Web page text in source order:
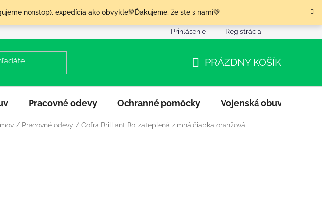
nonstop), expedícia ako obvykle💚Ďakujeme, že ste s nami💚
Podmienky ochrany osobných údajov
Prihlásenie Registrácia
KOŠÍK
PRÁZDNY KOŠÍK
Pracovné odevy Ochranné pomôcky Vojenská obuv
/ Pracovné odevy / Cofra Brilliant B0 zateplená zimná čiapka oranžová